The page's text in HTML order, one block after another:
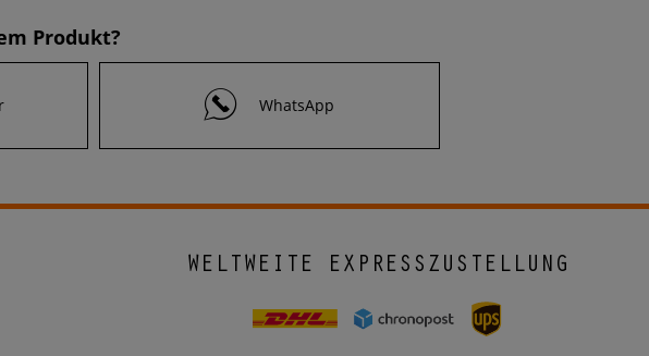
Produkt?
WhatsApp
WELTWEITE EXPRESSZUSTELLUNG